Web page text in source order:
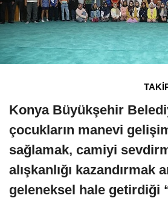
Konya Büyükşehir
çocukların manevi
sağlamak, camiyi
alışkanlığı kazandırmak
geleneksel hale getirdiği